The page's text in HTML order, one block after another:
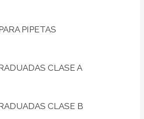
PIPETAS
CLASE A
CLASE B